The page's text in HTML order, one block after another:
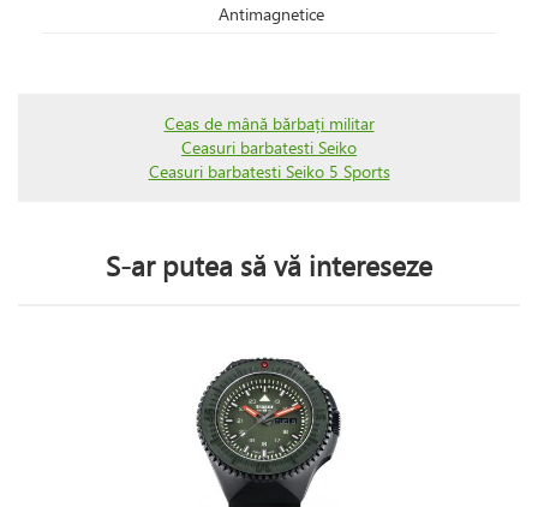
Antimagnetice
Ceas de mână bărbați militar
Ceasuri barbatesti Seiko
Ceasuri barbatesti Seiko 5 Sports
S-ar putea să vă intereseze